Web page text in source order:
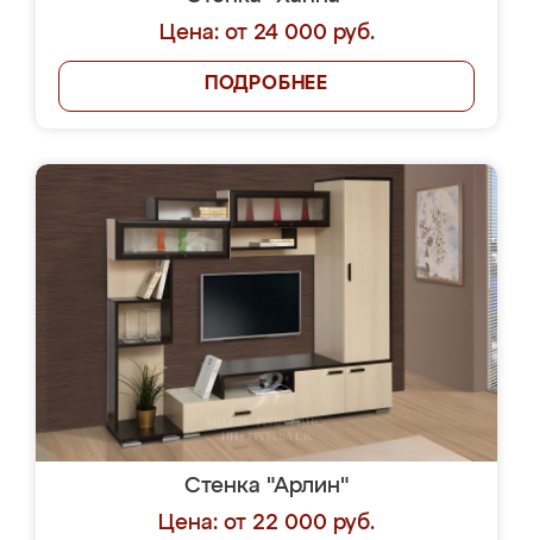
Цена: от 24 000 руб.
ПОДРОБНЕЕ
Стенка "Арлин"
Цена: от 22 000 руб.